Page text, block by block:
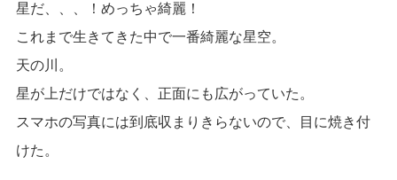
星だ、、、！めっちゃ綺麗！
これまで生きてきた中で一番綺麗な星空。
天の川。
星が上だけではなく、正面にも広がっていた。
スマホの写真には到底収まりきらないので、目に焼き付
けた。